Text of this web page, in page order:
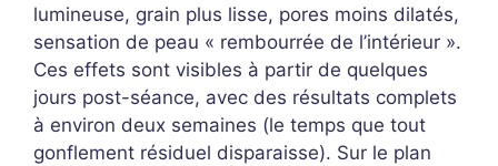
lumineuse, grain plus lisse, pores moins dilatés,
sensation de peau « rembourrée de l’intérieur ».
Ces effets sont visibles à partir de quelques
jours post-séance, avec des résultats complets
à environ deux semaines (le temps que tout
gonflement résiduel disparaisse). Sur le plan